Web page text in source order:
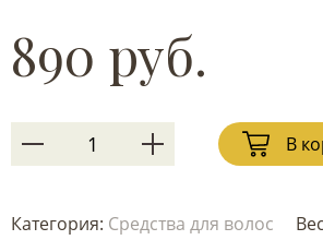
890 руб.
В
Категория: Средства для волос